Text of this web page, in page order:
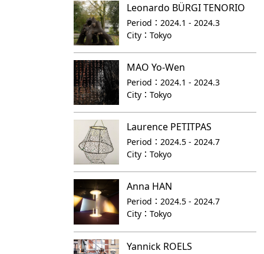
Leonardo BÜRGI TENORIO
Period：2024.1 - 2024.3
City：Tokyo
MAO Yo-Wen
Period：2024.1 - 2024.3
City：Tokyo
Laurence PETITPAS
Period：2024.5 - 2024.7
City：Tokyo
Anna HAN
Period：2024.5 - 2024.7
City：Tokyo
Yannick ROELS